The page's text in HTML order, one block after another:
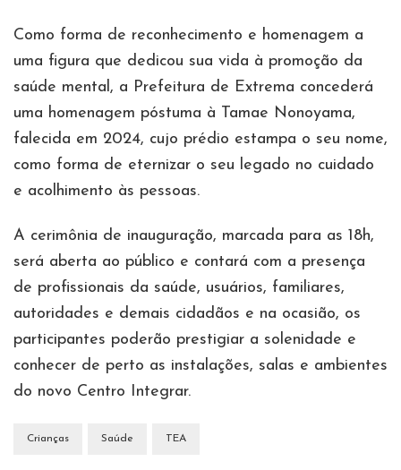
Como forma de reconhecimento e homenagem a
uma figura que dedicou sua vida à promoção da
saúde mental, a Prefeitura de Extrema concederá
uma homenagem póstuma à Tamae Nonoyama,
falecida em 2024, cujo prédio estampa o seu nome,
como forma de eternizar o seu legado no cuidado
e acolhimento às pessoas.
A cerimônia de inauguração, marcada para as 18h,
será aberta ao público e contará com a presença
de profissionais da saúde, usuários, familiares,
autoridades e demais cidadãos e na ocasião, os
participantes poderão prestigiar a solenidade e
conhecer de perto as instalações, salas e ambientes
do novo Centro Integrar.
Crianças Saúde TEA